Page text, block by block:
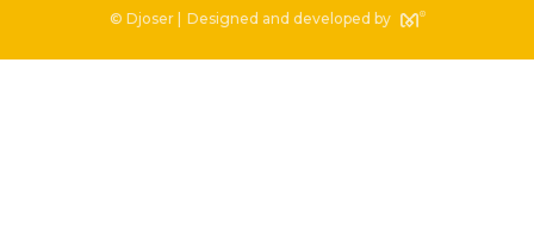
© Djoser |
Designed and developed by